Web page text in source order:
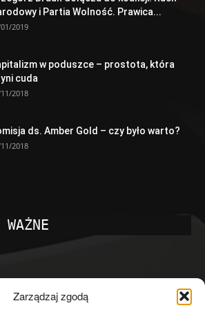
Zarządzaj zgodą
i Partia Wolność. Prawica...
2019
w poduszce – prostota, która
cuda
2018
ds. Amber Gold – czy było warto?
2018